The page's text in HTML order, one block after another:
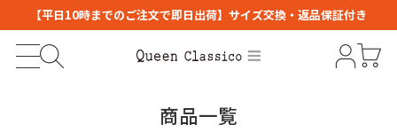
【平日10時までのご注文で即日出荷】サイズ交換・返品保証付き
商品一覧